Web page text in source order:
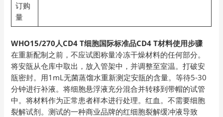
订购
量
WHO15/270人CD4 T细胞国际标准品CD4 T材料使用步骤
在重新配制之前，不应试图称量冷冻干燥材料的任何部分。
将安瓿从仓库中取出，放入管架中，并调整至室温。打破安
瓿密封。用1mL无菌蒸馏水重新测定安瓿的含量。等待5-30
分钟进行补液。将细胞悬浮液充分混合并转移到带帽的试管
中。将材料作为正常患者样本进行处理。红血。不需要细胞
裂解试剂。测试的一种商业品牌的红细胞裂解缓冲液导致